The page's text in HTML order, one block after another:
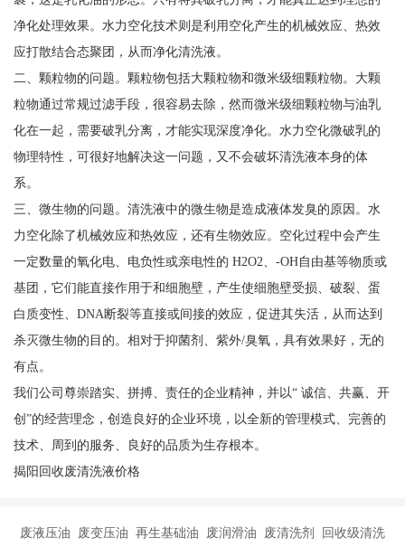
净化处理效果。水力空化技术则是利用空化产生的机械效应、热效
应打散结合态聚团，从而净化清洗液。
二、颗粒物的问题。颗粒物包括大颗粒物和微米级细颗粒物。大颗
粒物通过常规过滤手段，很容易去除，然而微米级细颗粒物与油乳
化在一起，需要破乳分离，才能实现深度净化。水力空化微破乳的
物理特性，可很好地解决这一问题，又不会破坏清洗液本身的体
系。
三、微生物的问题。清洗液中的微生物是造成液体发臭的原因。水
力空化除了机械效应和热效应，还有生物效应。空化过程中会产生
一定数量的氧化电、电负性或亲电性的 H2O2、-OH自由基等物质或
基团，它们能直接作用于和细胞壁，产生使细胞壁受损、破裂、蛋
白质变性、DNA断裂等直接或间接的效应，促进其失活，从而达到
杀灭微生物的目的。相对于抑菌剂、紫外/臭氧，具有效果好，无的
有点。
我们公司尊崇踏实、拼搏、责任的企业精神，并以“ 诚信、共赢、开
创”的经营理念，创造良好的企业环境，以全新的管理模式、完善的
技术、周到的服务、良好的品质为生存根本。
揭阳回收废清洗液价格
废液压油 废变压油 再生基础油 废润滑油 废清洗剂 回收级清洗